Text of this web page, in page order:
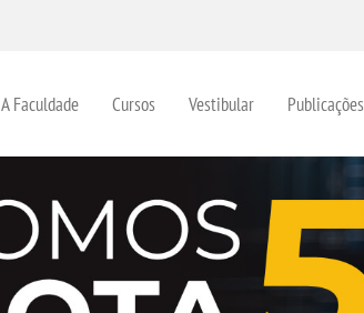
A Faculdade Cursos Vestibular Publicações